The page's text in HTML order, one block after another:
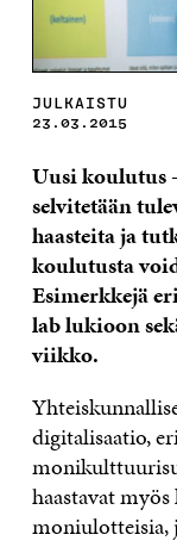
JULKAISTU
23.03.2015
Uusi koulutus
selvitetään
haasteita ja
koulutusta
Esimerkkejä
lab lukioon
viikko.
digitalisaatio,
haastavat
moniulotteisia,